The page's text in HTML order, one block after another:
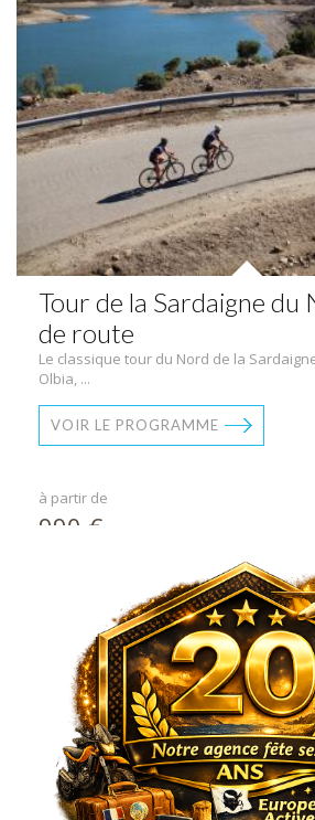
Tour de la Sardaigne du
de route
Le classique tour du Nord de la
Olbia, ...
VOIR LE PROGRAMME
à partir de
990 €